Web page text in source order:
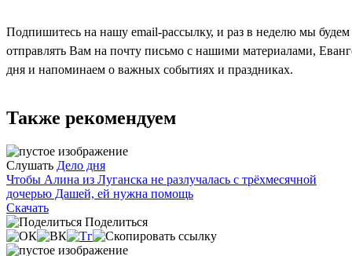
Подпишитесь на нашу email-рассылку, и раз в неделю мы будем
отправлять Вам на почту письмо с нашими материалами,
дня и напоминаем о важных событиях и праздниках.
Также рекомендуем
Слушать Дело дня
Чтобы Алина из Луганска не разлучалась с трёхмесячной
дочерью Дашей, ей нужна помощь
Скачать
Поделиться